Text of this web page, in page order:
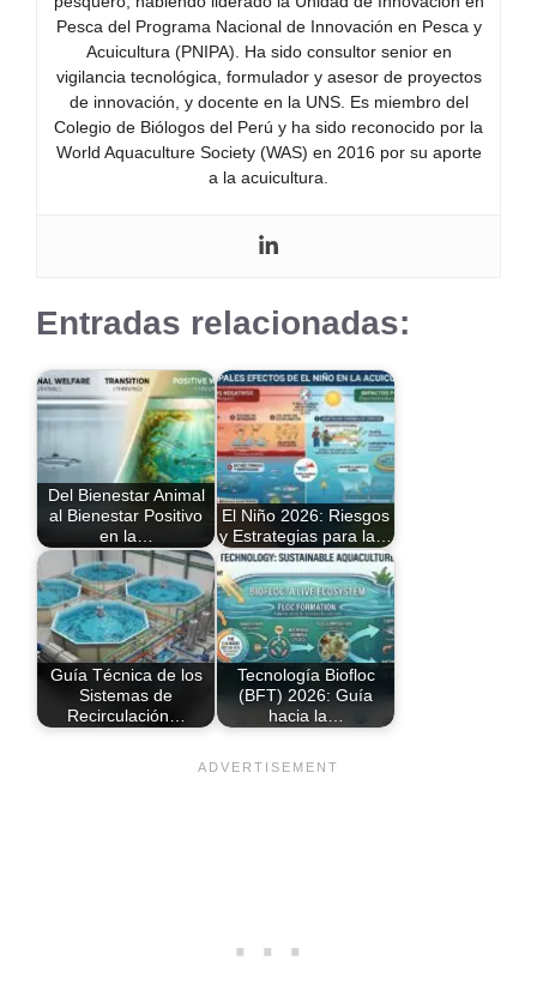
Pesca del Programa Nacional de Innovación en Pesca y
Acuicultura (PNIPA). Ha sido consultor senior en
vigilancia tecnológica, formulador y asesor de proyectos
de innovación, y docente en la UNS. Es miembro del
Colegio de Biólogos del Perú y ha sido reconocido por la
World Aquaculture Society (WAS) en 2016 por su aporte
a la acuicultura.
Entradas relacionadas:
Del Bienestar Animal
al Bienestar Positivo
en la…
El Niño 2026: Riesgos
y Estrategias para la…
Guía Técnica de los
Sistemas de
Recirculación…
Tecnología Biofloc
(BFT) 2026: Guía
hacia la…